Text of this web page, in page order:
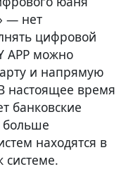
— нет
цифровой
APP можно
и напрямую
настоящее время
банковские
больше
находятся в
системе.